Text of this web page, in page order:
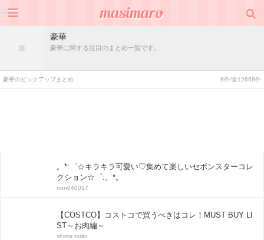
豪華
豪華に関する注目のまとめ一覧です。
豪華のピックアップまとめ 8件/全12668件
。*:゜☆キラキラ可愛い♡集めて楽しいセボンスターコレ
クション☆゜:。*。
non040017
【COSTCO】コストコで買うべきはコレ！MUST BUY LI
ST～お肉編～
shima torito